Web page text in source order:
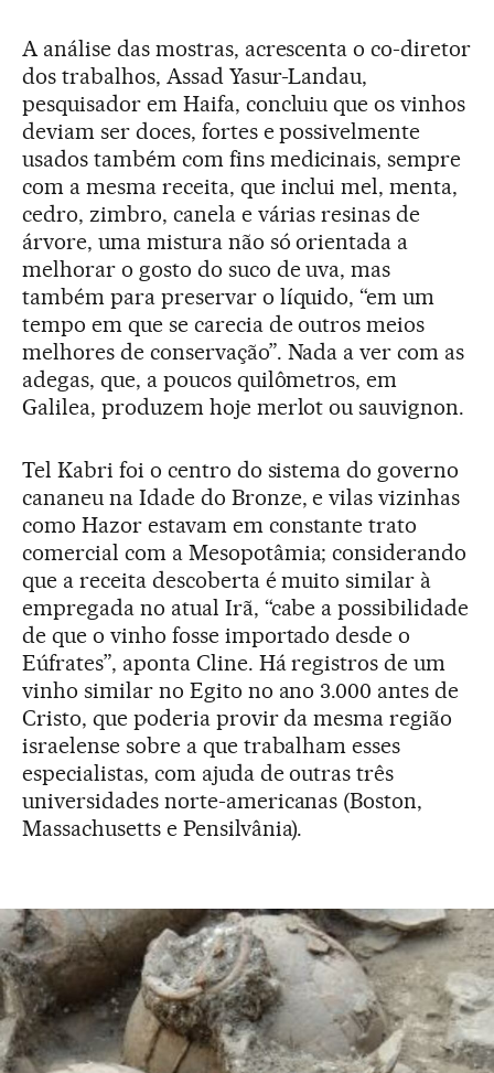
A análise das mostras, acrescenta o co-diretor
dos trabalhos, Assad Yasur-Landau,
pesquisador em Haifa, concluiu que os vinhos
deviam ser doces, fortes e possivelmente
usados também com fins medicinais, sempre
com a mesma receita, que inclui mel, menta,
cedro, zimbro, canela e várias resinas de
árvore, uma mistura não só orientada a
melhorar o gosto do suco de uva, mas
também para preservar o líquido, “em um
tempo em que se carecia de outros meios
melhores de conservação”. Nada a ver com as
adegas, que, a poucos quilômetros, em
Galilea, produzem hoje merlot ou sauvignon.
Tel Kabri foi o centro do sistema do governo
cananeu na Idade do Bronze, e vilas vizinhas
como Hazor estavam em constante trato
comercial com a Mesopotâmia; considerando
que a receita descoberta é muito similar à
empregada no atual Irã, “cabe a possibilidade
de que o vinho fosse importado desde o
Eúfrates”, aponta Cline. Há registros de um
vinho similar no Egito no ano 3.000 antes de
Cristo, que poderia provir da mesma região
israelense sobre a que trabalham esses
especialistas, com ajuda de outras três
universidades norte-americanas (Boston,
Massachusetts e Pensilvânia).